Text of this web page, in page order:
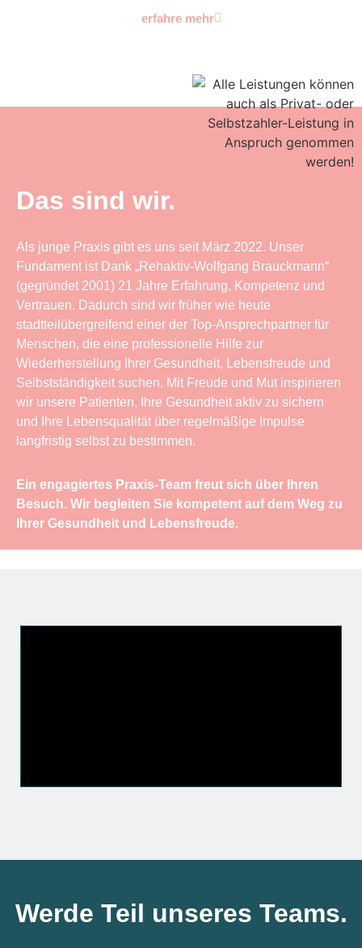
erfahre mehr
Das sind wir.
Als junge Praxis gibt es uns seit März 2022. Unser
Fundament ist Dank „Rehaktiv-Wolfgang Brauckmann“
(gegründet 2001) 21 Jahre Erfahrung, Kompetenz und
Vertrauen. Dadurch sind wir früher wie heute
stadtteilübergreifend einer der Top-Ansprechpartner für
Menschen, die eine professionelle Hilfe zur
Wiederherstellung Ihrer Gesundheit, Lebensfreude und
Selbstständigkeit suchen. Mit Freude und Mut inspirieren
wir unsere Patienten, Ihre Gesundheit aktiv zu sichern
und Ihre Lebensqualität über regelmäßige Impulse
langfristig selbst zu bestimmen.
Ein engagiertes Praxis-Team freut sich über Ihren
Besuch. Wir begleiten Sie kompetent auf dem Weg zu
Ihrer Gesundheit und Lebensfreude.
Werde Teil unseres Teams.